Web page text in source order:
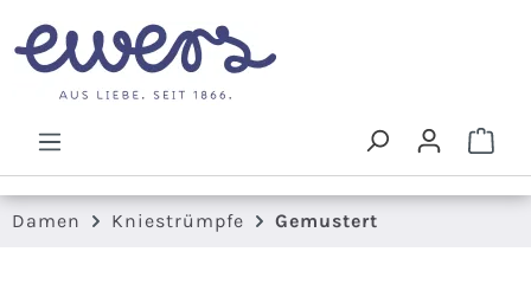
Zum Hauptinhalt springen
Damen Kniestrümpfe Gemustert